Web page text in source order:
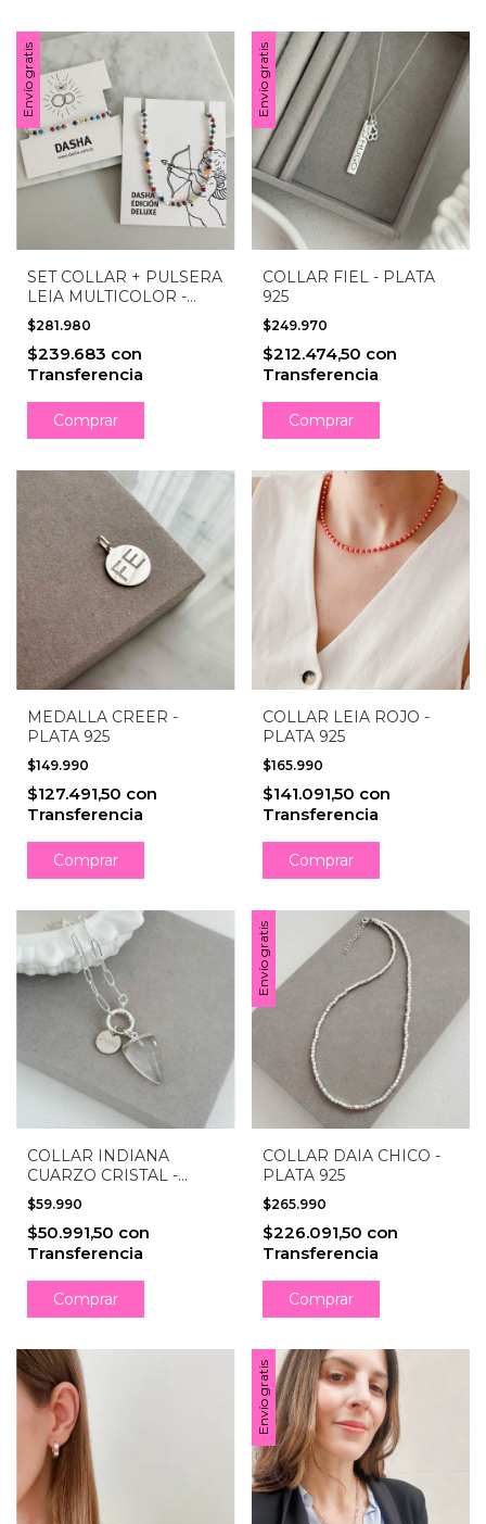
Envío gratis
SET COLLAR + PULSERA
LEIA MULTICOLOR -
PLATA 925
$281.980
$239.683 con
Transferencia
Envío gratis
COLLAR FIEL - PLATA
925
$249.970
$212.474,50 con
Transferencia
Comprar
MEDALLA CREER -
PLATA 925
$149.990
$127.491,50 con
Transferencia
COLLAR LEIA ROJO -
PLATA 925
$165.990
$141.091,50 con
Transferencia
COLLAR INDIANA
CUARZO CRISTAL -
ACERO BLANCO
$59.990
$50.991,50 con
Transferencia
Comprar
Envío gratis
COLLAR DAIA CHICO -
PLATA 925
$265.990
$226.091,50 con
Transferencia
Envío gratis